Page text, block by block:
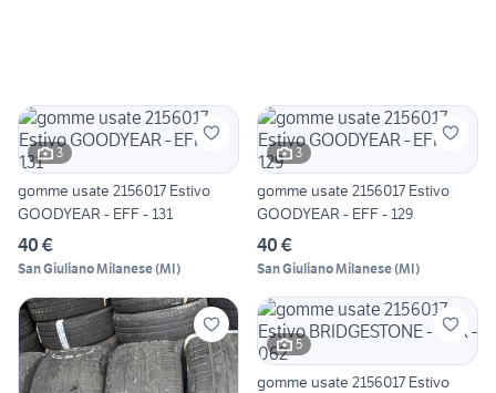
3
gomme usate 2156017 Estivo
GOODYEAR - EFF - 131
40 €
San Giuliano Milanese(MI)
3
gomme usate 2156017 Estivo
GOODYEAR - EFF - 129
40 €
San Giuliano Milanese(MI)
5
gomme usate 2156017 Estivo